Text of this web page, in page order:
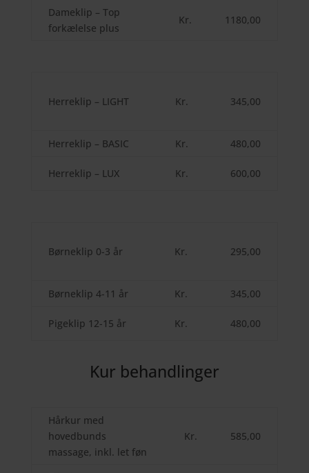
Dameklip – Top
forkælelse plus
Kr. 1180,00
Herreklip – LIGHT Kr. 345,00
Herreklip – BASIC Kr. 480,00
Herreklip – LUX Kr. 600,00
Børneklip 0-3 år Kr. 295,00
Børneklip 4-11 år Kr. 345,00
Pigeklip 12-15 år Kr. 480,00
Kur behandlinger
Hårkur med
hovedbunds
massage, inkl. let føn
Kr. 585,00